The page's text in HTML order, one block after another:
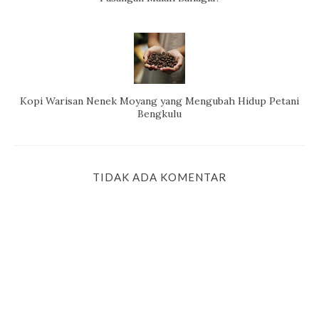
Kopi Warisan Nenek Moyang yang Mengubah Hidup Petani
Bengkulu
TIDAK ADA KOMENTAR